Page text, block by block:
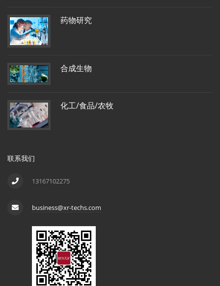
药物研究
合成生物
化工/食品/农牧
联系我们
13167102275
business@xr-techs.com